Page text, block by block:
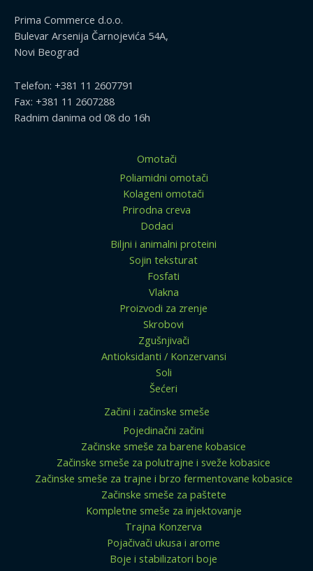
Prima Commerce d.o.o.
Bulevar Arsenija Čarnojevića 54A,
Novi Beograd
Telefon: +381 11 2607791
Fax: +381 11 2607288
Radnim danima od 08 do 16h
Omotači
Poliamidni omotači
Kolageni omotači
Prirodna creva
Dodaci
Biljni i animalni proteini
Sojin teksturat
Fosfati
Vlakna
Proizvodi za zrenje
Skrobovi
Zgušnjivači
Antioksidanti / Konzervansi
Soli
Šećeri
Začini i začinske smeše
Pojedinačni začini
Začinske smeše za barene kobasice
Začinske smeše za polutrajne i sveže kobasice
Začinske smeše za trajne i brzo fermentovane kobasice
Začinske smeše za paštete
Kompletne smeše za injektovanje
Trajna Konzerva
Pojačivači ukusa i arome
Boje i stabilizatori boje